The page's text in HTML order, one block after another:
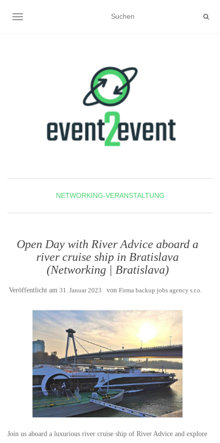
NAVIGATION UMSCHALTEN
NETWORKING-VERANSTALTUNG
Open Day with River Advice aboard a
river cruise ship in Bratislava
(Networking | Bratislava)
Veröffentlicht am 31. Januar 2023 von Firma backup jobs agency s.r.o.
Join us aboard a luxurious river cruise ship of River Advice and explore